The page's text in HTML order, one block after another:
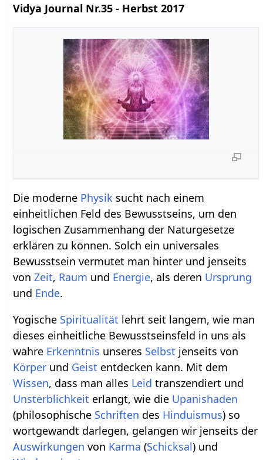
Vidya Journal Nr.35 - Herbst 2017
Die moderne Physik sucht nach einem
einheitlichen Feld des Bewusstseins, um den
logischen Zusammenhang der Naturgesetze
erklären zu können. Solch ein universales
Bewusstsein vermutet man hinter und jenseits
vonZeit, Raum und Energie, als deren Ursprung
und Ende.
Yogische Spiritualität lehrt seit langem, wie man
dieses einheitliche Bewusstseinsfeld in uns als
wahre Erkenntnis unseres Selbst jenseits von
Körper und Geist entdecken kann. Mit dem
Wissen, dass man alles Leid transzendiert und
Unsterblichkeit erlangt, wie die Upanishaden
(philosophische Schriften des Hinduismus) so
wortgewandt darlegen, gelangen wir jenseits der
Auswirkungen von Karma (Schicksal) und